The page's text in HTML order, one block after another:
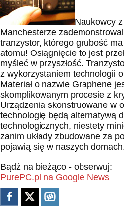
Naukowcy
Manchesterze
tranzystor, którego grubość
atomu! Osiągnięcie to jest
myśleć w przyszłość.
z wykorzystaniem technologii
Materiał o nazwie Graphene
skomplikowanym procesie z
Urządzenia skonstruowane w
technologię będą alternatywą
technologicznych, niestety
zanim układy zbudowane za
pojawią się w naszych domach.
Bądź na bieżąco - obserwuj:
PurePC.pl na Google News